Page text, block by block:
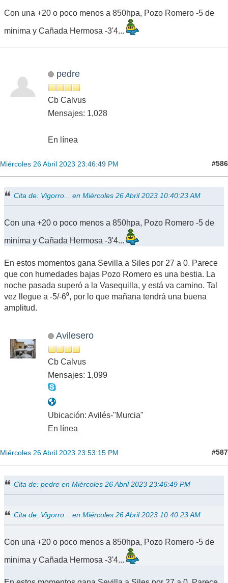
Con una +20 o poco menos a 850hpa, Pozo Romero -5 de
minima y Cañada Hermosa -3'4...
pedre
Cb Calvus
Mensajes: 1,028
En línea
Miércoles 26 Abril 2023 23:46:49 PM #586
Cita de: Vigorro... en Miércoles 26 Abril 2023 10:40:23 AM
Con una +20 o poco menos a 850hpa, Pozo Romero -5 de
minima y Cañada Hermosa -3'4...
En estos momentos gana Sevilla a Siles por 27 a 0. Parece
que con humedades bajas Pozo Romero es una bestia. La
noche pasada superó a la Vasequilla, y está va camino. Tal
vez llegue a -5/-6⁰, por lo que mañana tendrá una buena
amplitud.
Avilesero
Cb Calvus
Mensajes: 1,099
Ubicación: Avilés-"Murcia"
En línea
Miércoles 26 Abril 2023 23:53:15 PM #587
Cita de: pedre en Miércoles 26 Abril 2023 23:46:49 PM
Cita de: Vigorro... en Miércoles 26 Abril 2023 10:40:23 AM
Con una +20 o poco menos a 850hpa, Pozo Romero -5 de
minima y Cañada Hermosa -3'4...